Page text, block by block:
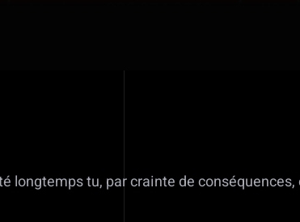
tu, par crainte de conséquences,